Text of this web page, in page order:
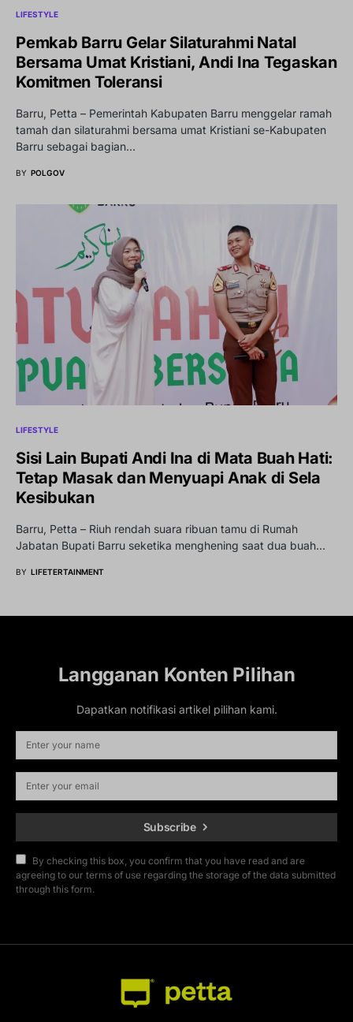
LIFESTYLE
Pemkab Barru Gelar Silaturahmi Natal
Bersama Umat Kristiani, Andi Ina Tegaskan
Komitmen Toleransi
Barru, Petta – Pemerintah Kabupaten Barru menggelar ramah
tamah dan silaturahmi bersama umat Kristiani se-Kabupaten
Barru sebagai bagian…
BY POLGOV
LIFESTYLE
Sisi Lain Bupati Andi Ina di Mata Buah Hati:
Tetap Masak dan Menyuapi Anak di Sela
Kesibukan
Barru, Petta – Riuh rendah suara ribuan tamu di Rumah
Jabatan Bupati Barru seketika menghening saat dua buah…
BY LIFETERTAINMENT
Langganan Konten Pilihan
Dapatkan notifikasi artikel pilihan kami.
Subscribe
By checking this box, you confirm that you have read and are
agreeing to our terms of use regarding the storage of the data submitted
through this form.